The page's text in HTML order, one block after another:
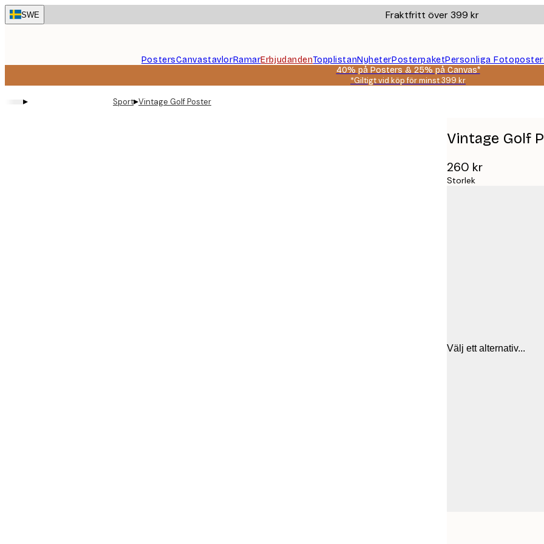
Skip
to
SWE Fraktfritt över 399 kr
PostersCanvastavlorRamarErbjudandenTopplistanNyheterPosterpaketPersonliga
40% på Posters & 25% på Canvas*
*Giltigt vid köp för minst 399 kr
▸ Sport▸Vintage Golf Poster
Vintage Golf
260 kr
Storlek
Välj ett alternativ...